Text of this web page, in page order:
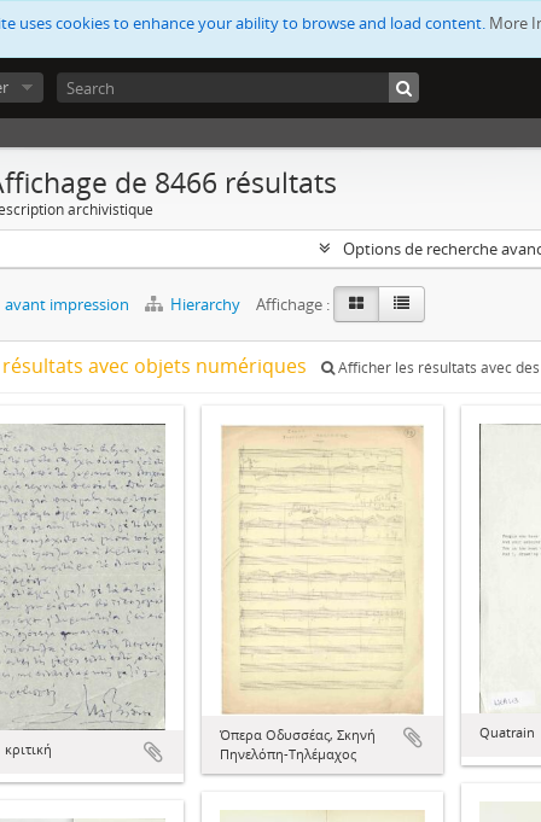
uses cookies to enhance your ability to browse and load content. More
de 8466 résultats
archivistique
Options de recherche
impression Hierarchy Affichage :
résultats avec objets numériques Afficher les résultats avec
κριτική
Όπερα Οδυσσέας, Σκηνή
Πηνελόπη-Τηλέμαχος
Quatrain